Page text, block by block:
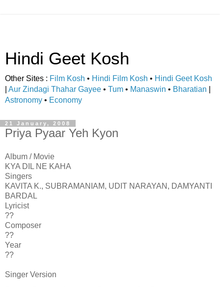
Hindi Geet Kosh
Other Sites : Film Kosh • Hindi Film Kosh • Hindi Geet Kosh
Aur Zindagi Thahar Gayee • Tum • Manaswin • Bharatian
Astronomy • Economy
21 January, 2008
Priya Pyaar Yeh Kyon
Album / Movie
KYA DIL NE KAHA
Singers
KAVITA K., SUBRAMANIAM, UDIT NARAYAN, DAMYANTI
BARDAL
Lyricist
??
Composer
??
Year
??
Singer Version